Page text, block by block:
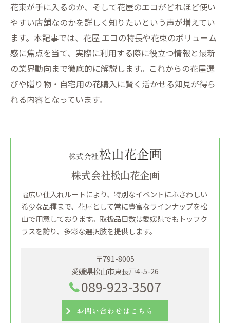
花束が手に入るのか、そして花屋のエコがどれほど使い
やすい店舗なのかを詳しく知りたいという声が増えてい
ます。本記事では、花屋 エコの特長や花束のボリューム
感に焦点を当て、実際に利用する際に役立つ情報と最新
の業界動向まで徹底的に解説します。これからの花屋選
びや贈り物・自宅用の花購入に賢く活かせる知見が得ら
れる内容となっています。
株式会社松山花企画
幅広い仕入れルートにより、特別なイベントにふさわしい
希少な品種まで、花屋として常に豊富なラインナップを松
山で用意しております。取扱品目数は愛媛県でもトップク
ラスを誇り、多彩な選択肢を提供します。
〒791-8005
愛媛県松山市東長戸4-5-26
089-923-3507
お問い合わせはこちら